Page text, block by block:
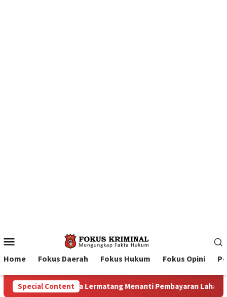
Menu
Home Fokus Daerah Fokus Hukum Fokus Opini
Special Content
Lahan: Antara Dugaan Konspirasi dan Bayang-Bayang